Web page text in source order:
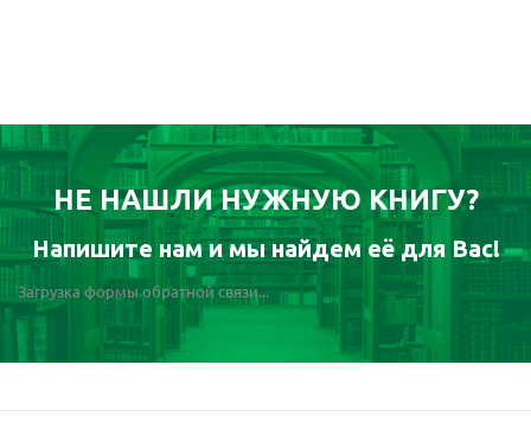
НЕ НАШЛИ НУЖНУЮ КНИГУ?
Напишите нам и мы найдем её для Вас!
Загрузка формы обратной связи...